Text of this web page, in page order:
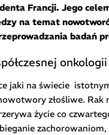
Francji. Jego
na temat
badań
onkologii
jaki na świecie
złośliwe. Rak
życie co
zachorowaniom,